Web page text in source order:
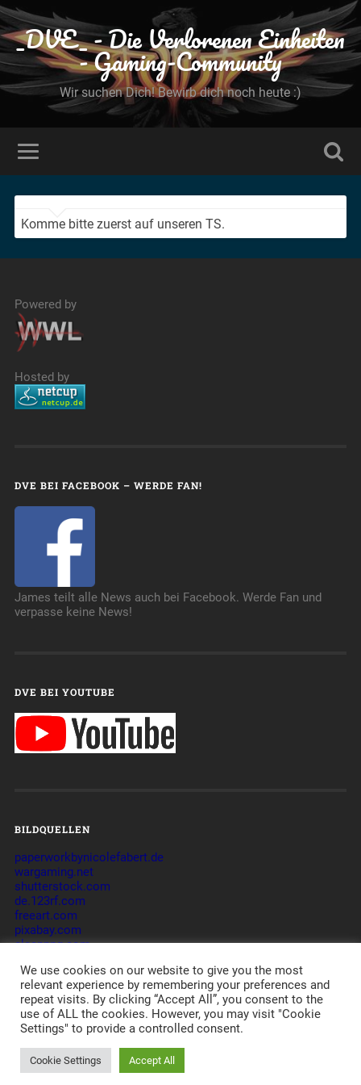
_DVE_ - Die Verlorenen Einheiten
- Gaming-Community
Wir suchen Dich! Bewirb dich noch heute :)
Komme bitte zuerst auf unseren TS.
Powered by
Hosted by
DVE BEI FACEBOOK – WERDE FAN!
James teilt alle News auch bei Facebook. Werde Fan und
verpasse keine News!
DVE BEI YOUTUBE
BILDQUELLEN
paperworkbynicolefabert.de
wargaming.net
shutterstock.com
de.123rf.com
freeart.com
pixabay.com
cleanpng.com
© 2026 _DVE_ – DIE VERLORENEN EINHEITEN – GAMING-
COMMUNITY
CLAN - TAKTIK - ORGANISATION -
DATENSCHUTZERKLÄRUNG-
POWERED BY APACHE, PHP, MYSQL,
BASKERVILLEAND A LOT OF LOVE.
We use cookies on our website to give you the most
relevant experience by remembering your preferences and
repeat visits. By clicking “Accept All”, you consent to the
use of ALL the cookies. However, you may visit "Cookie
Settings" to provide a controlled consent.
Cookie Settings Accept All